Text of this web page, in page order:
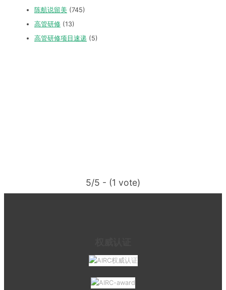
陈航说留美 (745)
高管研修 (13)
高管研修项目速递 (5)
5/5 - (1 vote)